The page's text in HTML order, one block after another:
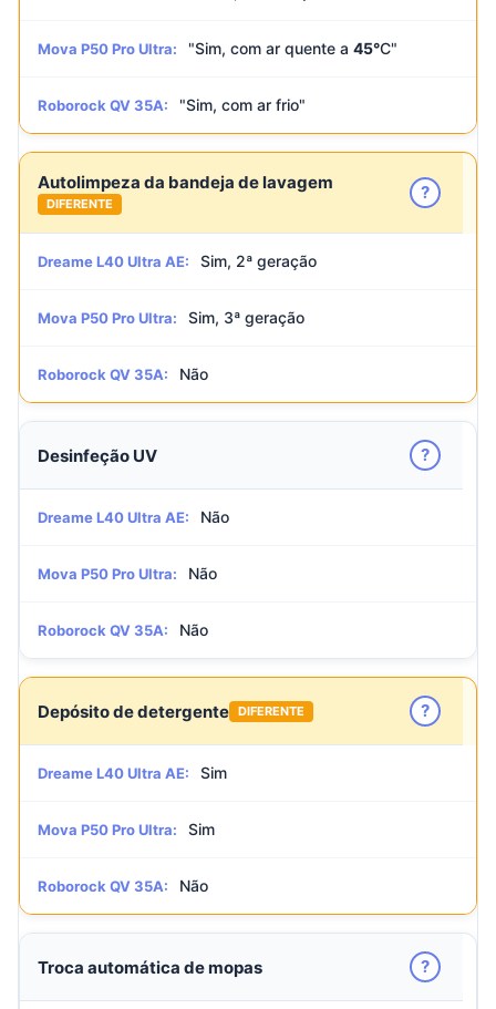
Mova P50 Pro Ultra: "Sim, com ar quente a 45°C"
Roborock QV 35A: "Sim, com ar frio"
Autolimpeza da bandeja de lavagem
DIFERENTE
?
Dreame L40 Ultra AE: Sim, 2ª geração
Mova P50 Pro Ultra: Sim, 3ª geração
Roborock QV 35A: Não
Desinfeção UV ?
Dreame L40 Ultra AE: Não
Mova P50 Pro Ultra: Não
Roborock QV 35A: Não
Depósito de detergente DIFERENTE ?
Dreame L40 Ultra AE: Sim
Mova P50 Pro Ultra: Sim
Roborock QV 35A: Não
Troca automática de mopas ?